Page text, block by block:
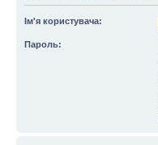
Ім'я користувача:
Пароль: